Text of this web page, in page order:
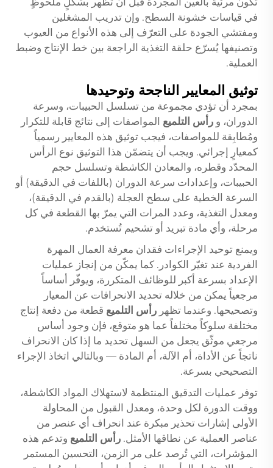
في قياسات خشونة السطح. وإن تدريب المشغلين
ومفتشي الجودة على التعرّف إلى هذه الأنواع من العيوب
وتصنيفها يُسرّع حلقة التغذية الراجعة بين خط الإنتاج وضبط
العملية.
توثيق المعايير الناجحة وتوحيدها
بمجرد أن تؤدي مجموعة من تسلسل الحبيبات، وسرعة
الدوران، و رأس التلميع المواصفات إلى نتائج قابلة للتكرار
ومُطابِقة للمواصفات، فيجب توثيق هذه المعايير رسمياً
كمعيارٍ إجرائي. ويجب أن يتضمّن هذا التوثيق نوع الرأس
المحدّد وقطره، والمعادن الكاشطة وتسلسل حجم
الحبيبات، وإعدادات سرعة الدوران (باللفات في الدقيقة) أو
السرعة الخطية على سطح العجلة (بالقدم في الدقيقة)،
ومعدل التغذية، وعدد المرات التي يمرّ بها القطعة في كل
مرحلة، وأي مادة تبريد أو تشحيم تُستخدم.
ويمنع توحيد الإجراءات فقدان معرفة العمال المهرة
الفردية عند تغيّر الكوادر. كما يمكّن من إنجاز عمليات
الإعداد بسرعة أكبر للوظائف المتكررة، ويوفّر أساساً
مرجعياً يمكن من خلاله تحديد الانحرافات عن المعيار
وتصحيحها. وعندما تظهر رأس التلميع قطعة من دفعة إنتاج
مختلفة سلوكاً مختلفاً عما هو متوقع، فإن وجود أساس
مرجعي موثّق يجعل من السهل تحديد ما إذا كان الانحراف
ناتجاً عن الأداة، أم الآلة، أم المادة — وبالتالي اتخاذ الإجراء
التصحيحي بسرعة.
توفر عمليات التدقيق المنتظمة لاستهلاك المواد الكاشطة،
ووقت الدورة لكل وحدة، ومعدل القبول من المحاولة
الأولى إشارات تحذير مبكرة عند انحراف أي عنصر من
عناصر العملية عن نطاقها الأمثل. رأس التلميع وتدعم هذه
المؤشرات، التي تُرصد على مر الزمن، التحسين المستمر